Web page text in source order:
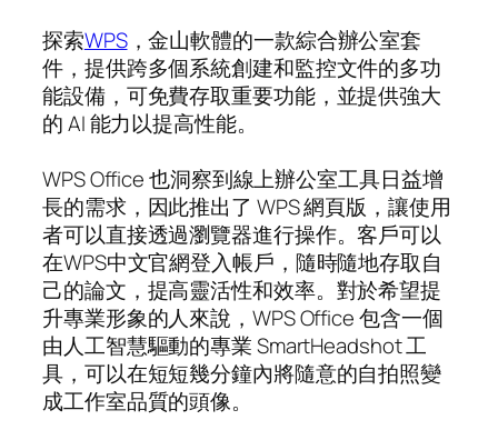
探索WPS，金山軟體的一款綜合辦公室套
件，提供跨多個系統創建和監控文件的多功
能設備，可免費存取重要功能，並提供強大
的 AI 能力以提高性能。
WPS Office 也洞察到線上辦公室工具日益增
長的需求，因此推出了 WPS 網頁版，讓使用
者可以直接透過瀏覽器進行操作。客戶可以
在WPS中文官網登入帳戶，隨時隨地存取自
己的論文，提高靈活性和效率。對於希望提
升專業形象的人來說，WPS Office 包含一個
由人工智慧驅動的專業 SmartHeadshot 工
具，可以在短短幾分鐘內將隨意的自拍照變
成工作室品質的頭像。